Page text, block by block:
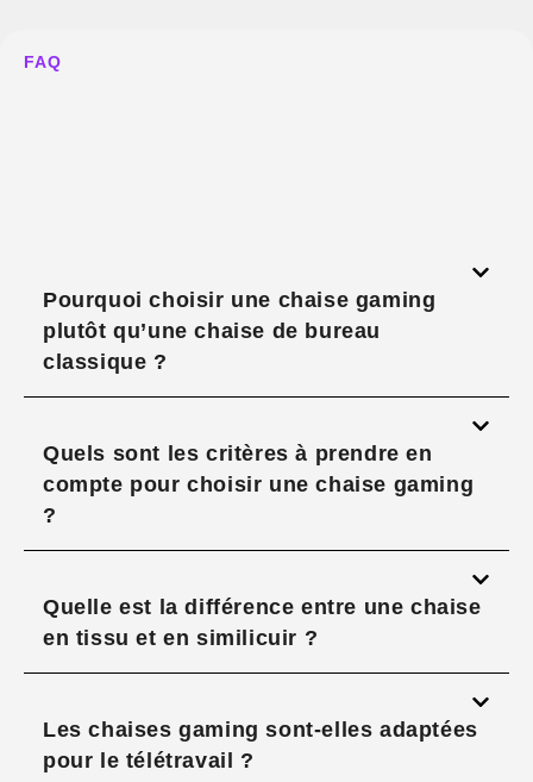
FAQ
Pourquoi choisir une chaise gaming
plutôt qu’une chaise de bureau
classique ?
Quels sont les critères à prendre en
compte pour choisir une chaise gaming
?
Quelle est la différence entre une chaise
en tissu et en similicuir ?
Les chaises gaming sont-elles adaptées
pour le télétravail ?